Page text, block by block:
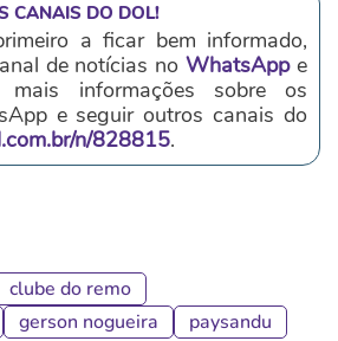
CANAIS DO DOL!
a ficar bem informado,
de notícias noWhatsAppe
informações sobre os
e seguir outros canais do
n/828815.
clube do remo
gerson nogueira
paysandu